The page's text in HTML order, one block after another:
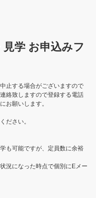
学 お申込みフ
止する場合がございますので
絡致しますので登録する電話
お願いします。
ださい。
も可能ですが、定員数に余裕
況になった時点で個別にEメー